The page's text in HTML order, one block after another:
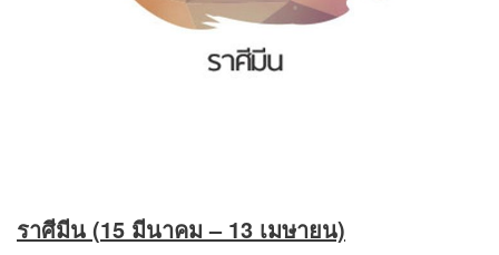
ราศีมีน (15 มีนาคม – 13 เมษายน)